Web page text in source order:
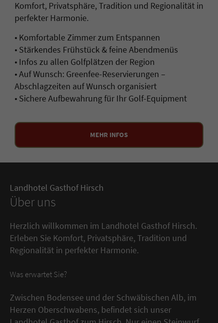
Komfort, Privatsphäre, Tradition und Regionalität in
perfekter Harmonie.
• Komfortable Zimmer zum Entspannen
• Stärkendes Frühstück & feine Abendmenüs
• Infos zu allen Golfplätzen der Region
• Auf Wunsch: Greenfee-Reservierungen –
Abschlagzeiten auf Wunsch organisiert
• Sichere Aufbewahrung für Ihr Golf-Equipment
MEHR INFOS
Landhotel Gasthof Hirsch
Über uns
Herzlich willkommen im Landhotel Gasthof Hirsch.
Erleben Sie Komfort, Privatsphäre, Tradition und
Regionalität in perfekter Harmonie.
Was erwartet Sie?
Zwischen Bodensee und der Schwäbischen Alb, im
Herzen Oberschwabens, befindet sich unser